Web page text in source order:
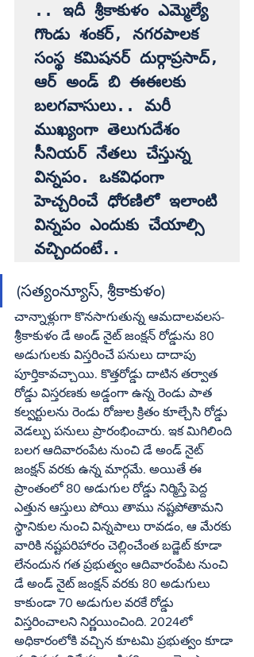
.. ఇదీ శ్రీకాకుళం ఎమ్మెల్యే
గొండు శంకర్‌, నగరపాలక
సంస్థ కమిషనర్‌ దుర్గాప్రసాద్‌,
ఆర్‌ అండ్‌ బి ఈఈలకు
బలగవాసులు.. మరీ
ముఖ్యంగా తెలుగుదేశం
సీనియర్‌ నేతలు చేస్తున్న
విన్నపం. ఒకవిధంగా
హెచ్చరించే ధోరణిలో ఇలాంటి
విన్నపం ఎందుకు చేయాల్సి
వచ్చిందంటే..
(సత్యంన్యూస్‌, శ్రీకాకుళం)
చాన్నాళ్లుగా కొనసాగుతున్న ఆమదాలవలస-
శ్రీకాకుళం డే అండ్‌ నైట్‌ జంక్షన్‌ రోడ్డును 80
అడుగులకు విస్తరించే పనులు దాదాపు
పూర్తికావచ్చాయి. కొత్తరోడ్డు దాటిన తర్వాత
రోడ్డు విస్తరణకు అడ్డంగా ఉన్న రెండు పాత
కల్వర్టులను రెండు రోజుల క్రితం కూల్చేసి రోడ్డు
వెడల్పు పనులు ప్రారంభించారు. ఇక మిగిలింది
బలగ ఆదివారంపేట నుంచి డే అండ్‌ నైట్‌
జంక్షన్‌ వరకు ఉన్న మార్గమే. అయితే ఈ
ప్రాంతంలో 80 అడుగుల రోడ్డు నిర్మిస్తే పెద్ద
ఎత్తున ఆస్తులు పోయి తాము నష్టపోతామని
స్థానికుల నుంచి విన్నపాలు రావడం, ఆ మేరకు
వారికి నష్టపరిహారం చెల్లించేంత బడ్జెట్‌ కూడా
లేనందున గత ప్రభుత్వం ఆదివారంపేట నుంచి
డే అండ్‌ నైట్‌ జంక్షన్‌ వరకు 80 అడుగులు
కాకుండా 70 అడుగుల వరకే రోడ్డు
విస్తరించాలని నిర్ణయించింది. 2024లో
అధికారంలోకి వచ్చిన కూటమి ప్రభుత్వం కూడా